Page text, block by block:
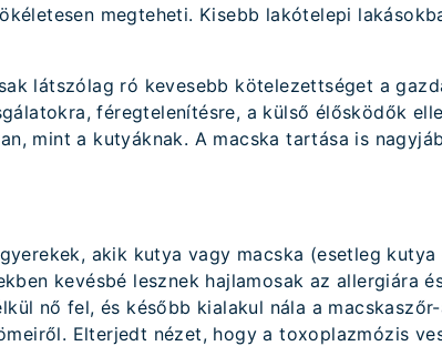
megteheti. Kisebb lakótelepi
látszólag ró kevesebb kötelezettséget a
féregtelenítésre, a külső élősködők
mint a kutyáknak. A macska tartása is
akik kutya vagy macska (esetleg kutya
kevésbé lesznek hajlamosak az allergiára
nő fel, és később kialakul nála a
Elterjedt nézet, hogy a toxoplazmózis